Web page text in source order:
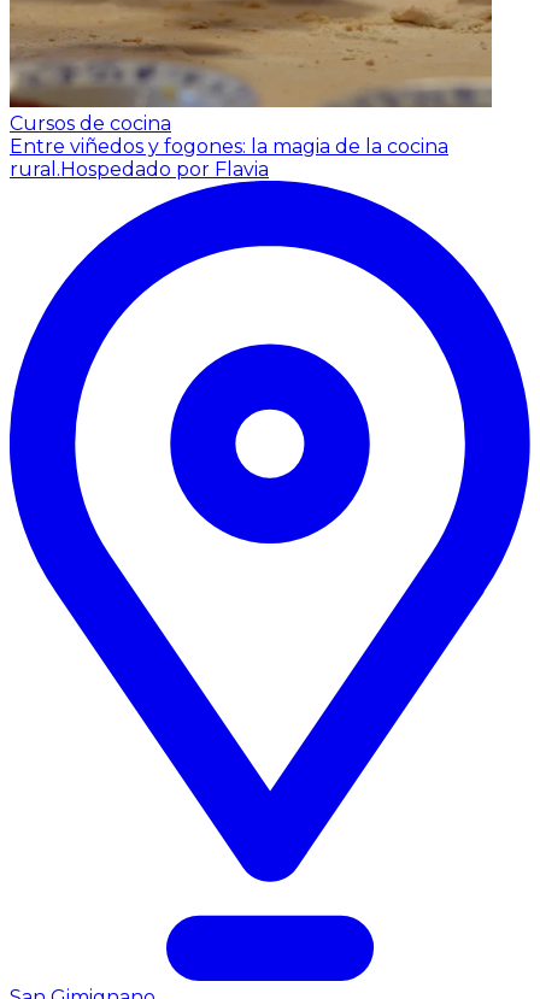
Cursos de cocina
Entre viñedos y fogones: la magia de la cocina
rural. Hospedado por Flavia